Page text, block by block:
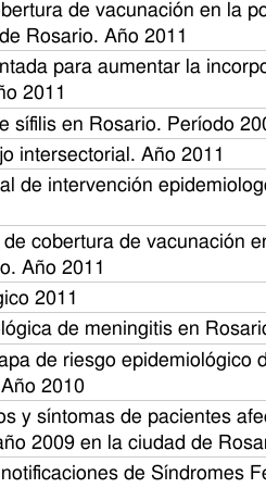
de vacunación en la
Rosario. Año 2011
para aumentar la
2011
sífilis en Rosario. Período
intersectorial. Año 2011
de intervención
cobertura de vacunación
Año 2011
2011
de meningitis en
de riesgo epidemiológico
2010
y síntomas de pacientes
2009 en la ciudad de
de Síndromes